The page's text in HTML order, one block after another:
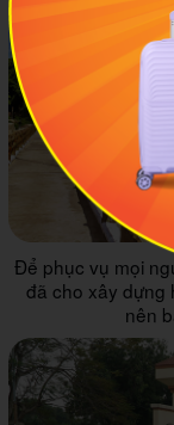
Để phục vụ mọi
đã cho xây dựng
nên